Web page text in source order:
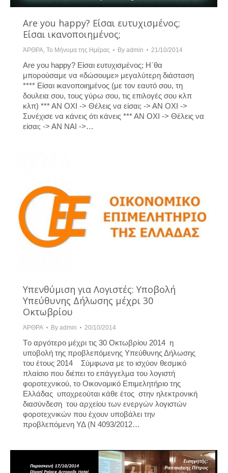
Are you happy? Είσαι ευτυχισμένος;
Είσαι ικανοποιημένος;
ΆΡΘΡΑ, Το Μήνυμα της Ημέρας By admin 21/10/2014
Are you happy? Είσαι ευτυχισμένος; Η΄θα
μπορούσαμε να «δώσουμε» μεγαλύτερη διάσταση
**** Eίσαι ικανοποιημένος (με τον εαυτό σου, τη
δουλεια σου, τους γύρω σου, τις επιλογές σου κλπ
κλπ) *** ΑΝ ΟΧΙ -> Θέλεις να είσαι; -> ΑΝ ΟΧΙ ->
Συνέχισε να κάνεις ότι κάνεις *** ΑΝ ΟΧΙ -> Θέλεις να
είσαι; -> ΑΝ ΝΑΙ ->…
Υπενθύμιση για Λογιστές: Υποβολή
Υπεύθυνης Δήλωσης μέχρι 30
Οκτωβρίου
ΆΡΘΡΑ By admin 20/10/2014
Tο αργότερο μέχρι τις 30 Οκτωβρίου 2014 η
υποβολή της προβλεπόμενης Υπεύθυνης Δήλωσης
του έτους 2014 Σύμφωνα με το ισχύον θεσμικό
πλαίσιο που διέπει το επάγγελμα του λογιστή
φοροτεχνικού, το Οικονομικό Επιμελητήριο της
Ελλάδας υποχρεούται κάθε έτος στην ηλεκτρονική
διασύνδεση του αρχείου των ενεργών λογιστών
φοροτεχνικών που έχουν υποβάλει την
προβλεπόμενη ΥΔ (Ν 4093/2012…